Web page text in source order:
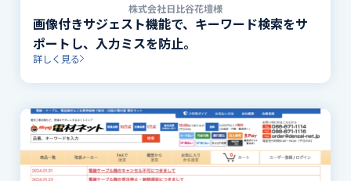
株式会社日比谷花壇様
画像付きサジェスト機能で、キーワード検索をサ
ポートし、入力ミスを防止。
詳しく見る